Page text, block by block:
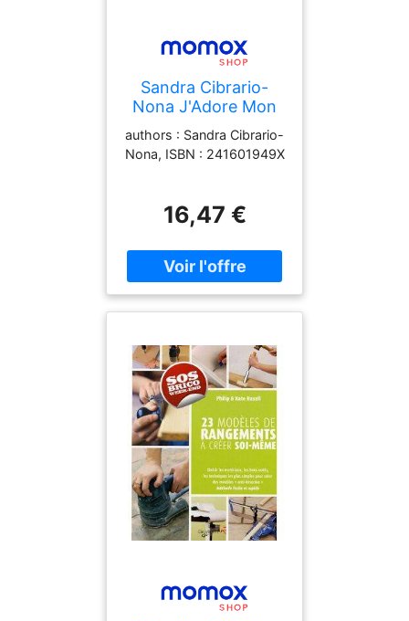
Sandra Cibrario-
Nona J'Adore Mon
Chez Moi : La
Méthode Ultra
Simple Pour
Espace Sans Être Un
Expert ! : La
Pour Créer Un
Intérieur À Votre
Image
authors : Sandra Cibrario-
Nona, ISBN : 241601949X
16,47 €